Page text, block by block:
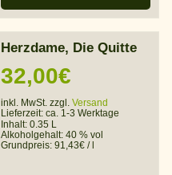
Herzdame, Die Quitte
32,00€
inkl. MwSt. zzgl. Versand
Lieferzeit: ca. 1-3 Werktage
Inhalt: 0.35 L
Alkoholgehalt: 40 % vol
Grundpreis: 91,43€ /